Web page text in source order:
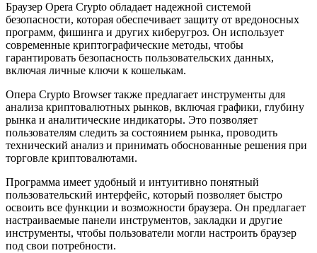
Браузер Opera Crypto обладает надежной системой
безопасности, которая обеспечивает защиту от вредоносных
программ, фишинга и других киберугроз. Он использует
современные криптографические методы, чтобы
гарантировать безопасность пользовательских данных,
включая личные ключи к кошелькам.
Опера Crypto Browser также предлагает инструменты для
анализа криптовалютных рынков, включая графики, глубину
рынка и аналитические индикаторы. Это позволяет
пользователям следить за состоянием рынка, проводить
технический анализ и принимать обоснованные решения при
торговле криптовалютами.
Программа имеет удобный и интуитивно понятный
пользовательский интерфейс, который позволяет быстро
освоить все функции и возможности браузера. Он предлагает
настраиваемые панели инструментов, закладки и другие
инструменты, чтобы пользователи могли настроить браузер
под свои потребности.